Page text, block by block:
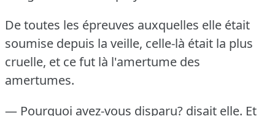
De toutes les épreuves auxquelles elle était
soumise depuis la veille, celle-là était la plus
cruelle, et ce fut là l'amertume des
amertumes.
— Pourquoi avez-vous disparu? disait elle. Et